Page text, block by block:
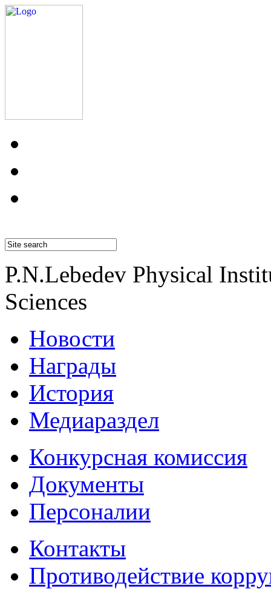
P.N.Lebedev Physical
Sciences
Новости
Награды
История
Медиараздел
Конкурсная комиссия
Документы
Персоналии
Контакты
Противодействие